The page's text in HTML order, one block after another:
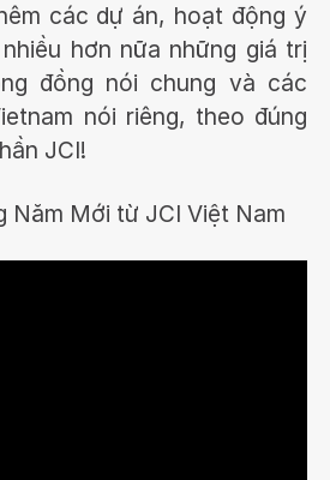
các dự án, hoạt động ý
hơn nữa những giá trị
đồng nói chung và các
nói riêng, theo đúng
JCI!
Năm Mới từ JCI Việt Nam